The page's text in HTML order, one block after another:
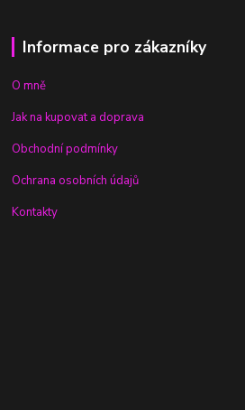
Informace pro zákazníky
O mně
Jak na kupovat a doprava
Obchodní podmínky
Ochrana osobních údajů
Kontakty